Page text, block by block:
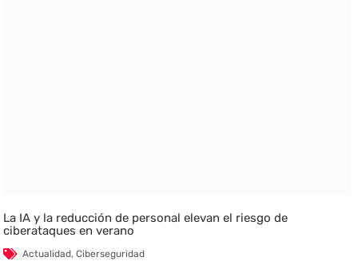
La IA y la reducción de personal elevan el riesgo de
ciberataques en verano
Actualidad,Ciberseguridad